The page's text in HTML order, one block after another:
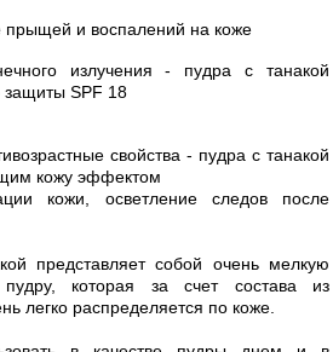
и воспалений на коже
излучения - пудра с танакой
защиты SPF 18
свойства - пудра с танакой
кожу эффектом
кожи, осветление следов после
представляет собой очень мелкую
которая за счет состава из
легко распределяется по коже.